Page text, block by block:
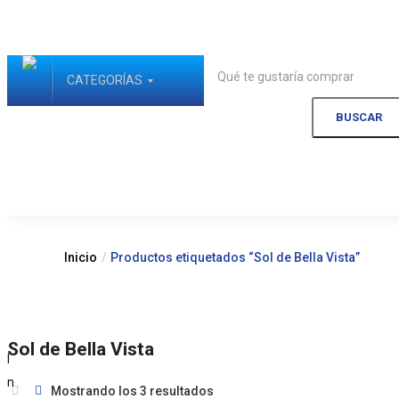
CATEGORÍAS
BUSCAR
Inicio Productos etiquetados “Sol de Bella Vista”
Sol de Bella Vista
Mostrando los 3 resultados
I
n